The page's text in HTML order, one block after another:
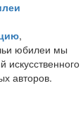
,
юбилеи мы
авторов.